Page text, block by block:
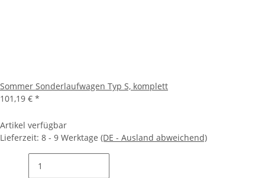
Sommer Sonderlaufwagen Typ S, komplett
101,19 € *
Artikel verfügbar
Lieferzeit: 8 - 9 Werktage (DE - Ausland abweichend)